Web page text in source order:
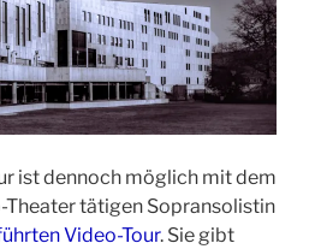
ist dennoch möglich mit dem
tätigen Sopransolistin
Video-Tour. Sie gibt